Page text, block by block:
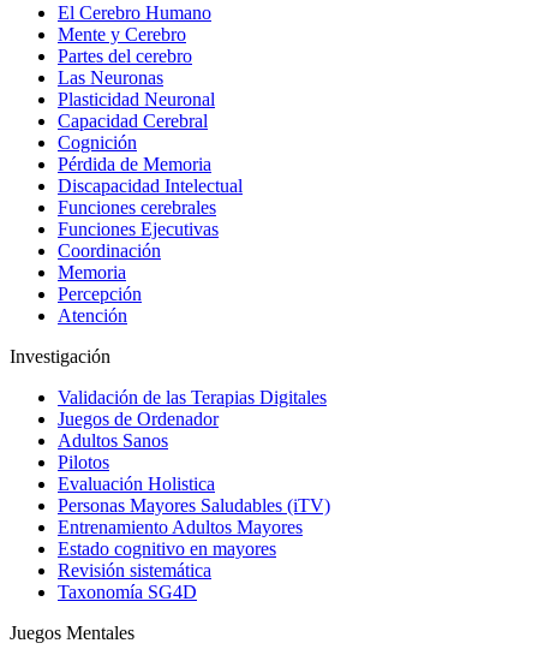
El Cerebro Humano
Mente y Cerebro
Partes del cerebro
Las Neuronas
Plasticidad Neuronal
Capacidad Cerebral
Cognición
Pérdida de Memoria
Discapacidad Intelectual
Funciones cerebrales
Funciones Ejecutivas
Coordinación
Memoria
Percepción
Atención
Investigación
Validación de las Terapias Digitales
Juegos de Ordenador
Adultos Sanos
Pilotos
Evaluación Holistica
Personas Mayores Saludables (iTV)
Entrenamiento Adultos Mayores
Estado cognitivo en mayores
Revisión sistemática
Taxonomía SG4D
Juegos Mentales